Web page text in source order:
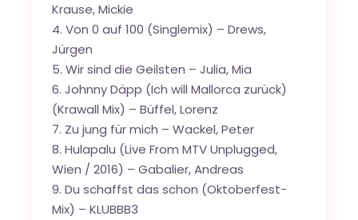
Krause, Mickie
4. Von 0 auf 100 (Singlemix) – Drews,
Jürgen
5. Wir sind die Geilsten – Julia, Mia
6. Johnny Däpp (Ich will Mallorca zurück)
(Krawall Mix) – Büffel, Lorenz
7. Zu jung für mich – Wackel, Peter
8. Hulapalu (Live From MTV Unplugged,
Wien / 2016) – Gabalier, Andreas
9. Du schaffst das schon (Oktoberfest-
Mix) – KLUBBB3